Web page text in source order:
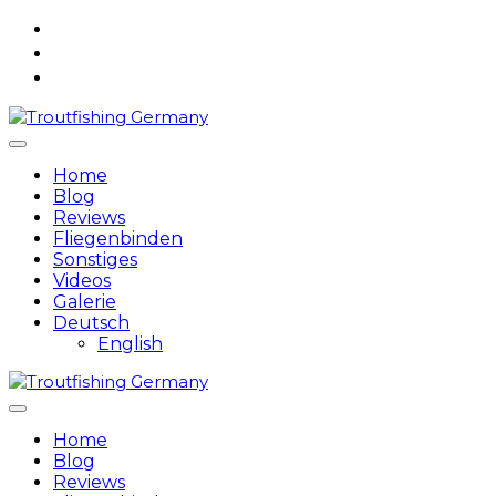
Skip
Home
Blog
Reviews
Fliegenbinden
Sonstiges
Videos
Galerie
Deutsch
English
Home
Blog
Reviews